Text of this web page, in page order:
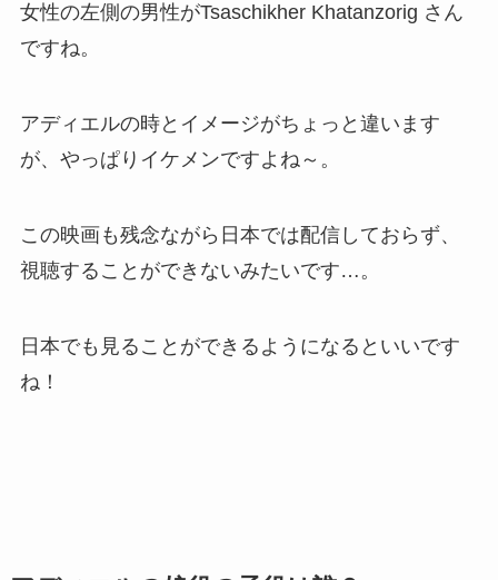
女性の左側の男性がTsaschikher Khatanzorig さん
ですね。
アディエルの時とイメージがちょっと違います
が、やっぱりイケメンですよね～。
この映画も残念ながら日本では配信しておらず、
視聴することができないみたいです…。
日本でも見ることができるようになるといいです
ね！